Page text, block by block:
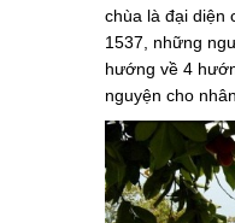
chùa là đại diện
1537, những
hướng về 4
nguyện cho